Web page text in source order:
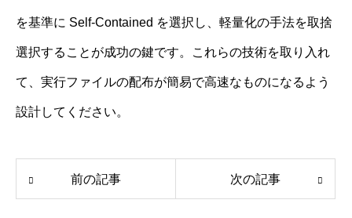
を基準に Self-Contained を選択し、軽量化の手法を取捨
選択することが成功の鍵です。これらの技術を取り入れ
て、実行ファイルの配布が簡易で高速なものになるよう
設計してください。
前の記事 次の記事